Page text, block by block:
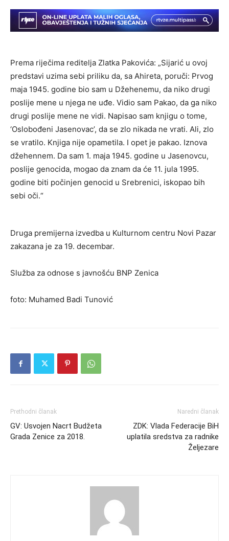
Prema riječima reditelja Zlatka Pakovića: „Sijarić u ovoj
predstavi uzima sebi priliku da, sa Ahireta, poruči: Prvog
maja 1945. godine bio sam u Džehenemu, da niko drugi
poslije mene u njega ne uđe. Vidio sam Pakao, da ga niko
drugi poslije mene ne vidi. Napisao sam knjigu o tome,
‘Oslobođeni Jasenovac’, da se zlo nikada ne vrati. Ali, zlo
se vratilo. Knjiga nije opametila. I opet je pakao. Iznova
džehennem. Da sam 1. maja 1945. godine u Jasenovcu,
poslije genocida, mogao da znam da će 11. jula 1995.
godine biti počinjen genocid u Srebrenici, iskopao bih
sebi oči.“
Druga premijerna izvedba u Kulturnom centru Novi Pazar
zakazana je za 19. decembar.
Služba za odnose s javnošću BNP Zenica
foto: Muhamed Badi Tunović
Prethodni članak
GV: Usvojen Nacrt Budžeta
Grada Zenice za 2018.
Naredni članak
ZDK: Vlada Federacije BiH
uplatila sredstva za radnike
Željezare